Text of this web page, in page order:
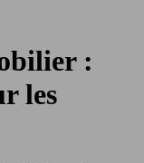
:
les